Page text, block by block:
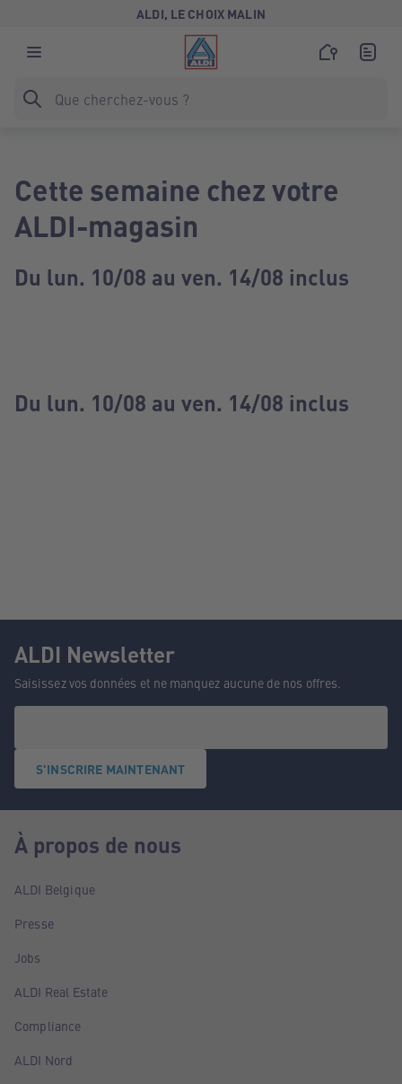
ALDI, LE CHOIX MALIN
Cette semaine chez votre
ALDI-magasin
Du lun. 10/08 au ven. 14/08 inclus
Du lun. 10/08 au ven. 14/08 inclus
ALDI Newsletter
Saisissez vos données et ne manquez aucune de nos offres.
S'INSCRIRE MAINTENANT
À propos de nous
ALDI Belgique
Presse
Jobs
ALDI Real Estate
Compliance
ALDI Nord